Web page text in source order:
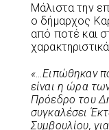
Μάλιστα την
ο δήμαρχος
από ποτέ και
«…Ειπώθηκαν
είναι η ώρα
Πρόεδρο του
συγκαλέσει
Συμβουλίου,